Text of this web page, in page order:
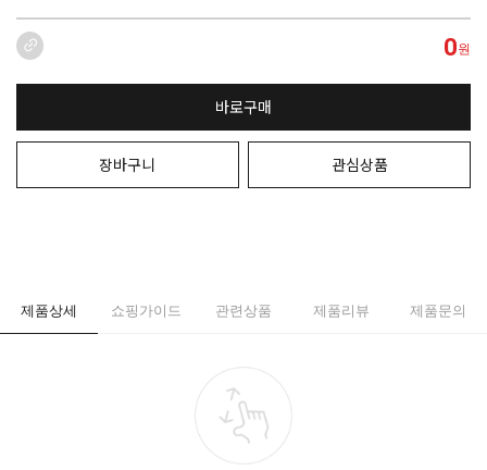
0원
바로구매
장바구니 관심상품
제품상세 쇼핑가이드 관련상품 제품리뷰 제품문의